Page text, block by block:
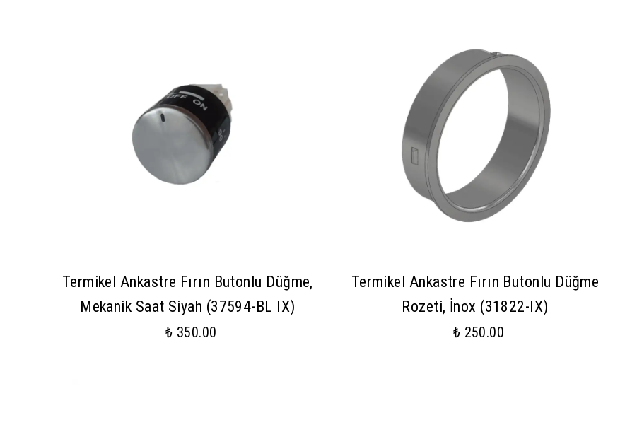
Termikel Ankastre Fırın Butonlu Düğme,
Mekanik Saat Siyah (37594-BL IX)
₺ 350.00
Termikel Ankastre Fırın Butonlu Düğme
Rozeti, İnox (31822-IX)
₺ 250.00